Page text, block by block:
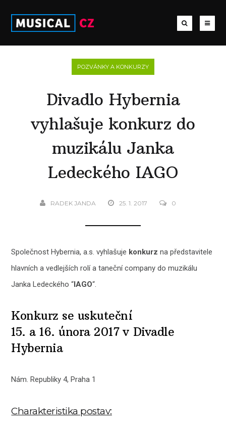
POZVÁNKY A KONKURZY
Divadlo Hybernia
vyhlašuje konkurz do
muzikálu Janka
Ledeckého IAGO
RADEK JANDA 25. 1. 2017 0
Společnost Hybernia, a.s. vyhlašuje konkurz na představitele
hlavních a vedlejších rolí a taneční company do muzikálu
Janka Ledeckého “IAGO“.
Konkurz se uskuteční
15. a 16. února 2017 v Divadle
Hybernia
Nám. Republiky 4, Praha 1
Charakteristika postav: